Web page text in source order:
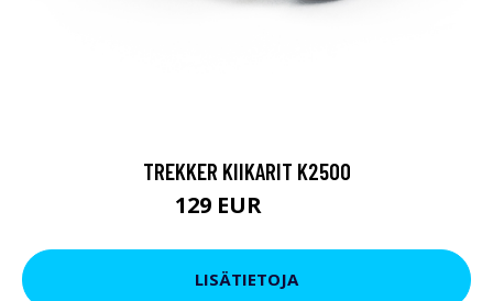
TREKKER KIIKARIT K2500
129 EUR
LISÄTIETOJA